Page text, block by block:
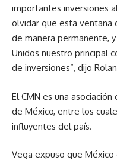
importantes inversiones
olvidar que esta ventana
de manera permanente,
Unidos nuestro principal
de inversiones”, dijo
El CMN es una
de México, entre los
influyentes del país.
Vega expuso que